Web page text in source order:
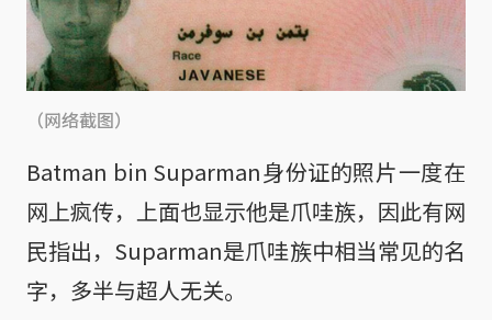
（网络截图）
Batman bin Suparman身份证的照片一度在
网上疯传，上面也显示他是爪哇族，因此有网
民指出，Suparman是爪哇族中相当常见的名
字，多半与超人无关。